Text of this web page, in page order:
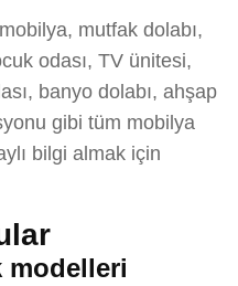
mutfak dolabı,
odası, TV ünitesi,
banyo dolabı, ahşap
gibi tüm mobilya
bilgi almak için
modelleri